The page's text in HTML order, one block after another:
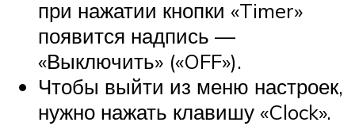
при нажатии кнопки «Timer»
появится надпись —
«Выключить» («OFF»).
Чтобы выйти из меню настроек,
нужно нажать клавишу «Clock».